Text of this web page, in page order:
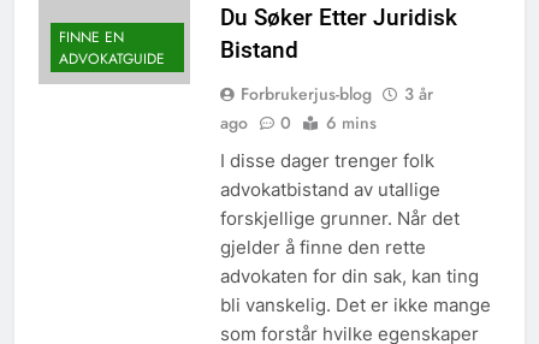
FINNE EN
ADVOKATGUIDE
Du Søker Etter Juridisk
Bistand
Forbrukerjus-blog
3 år
ago
0 6 mins
I disse dager trenger folk
advokatbistand av utallige
forskjellige grunner. Når det
gjelder å finne den rette
advokaten for din sak, kan ting
bli vanskelig. Det er ikke mange
som forstår hvilke egenskaper